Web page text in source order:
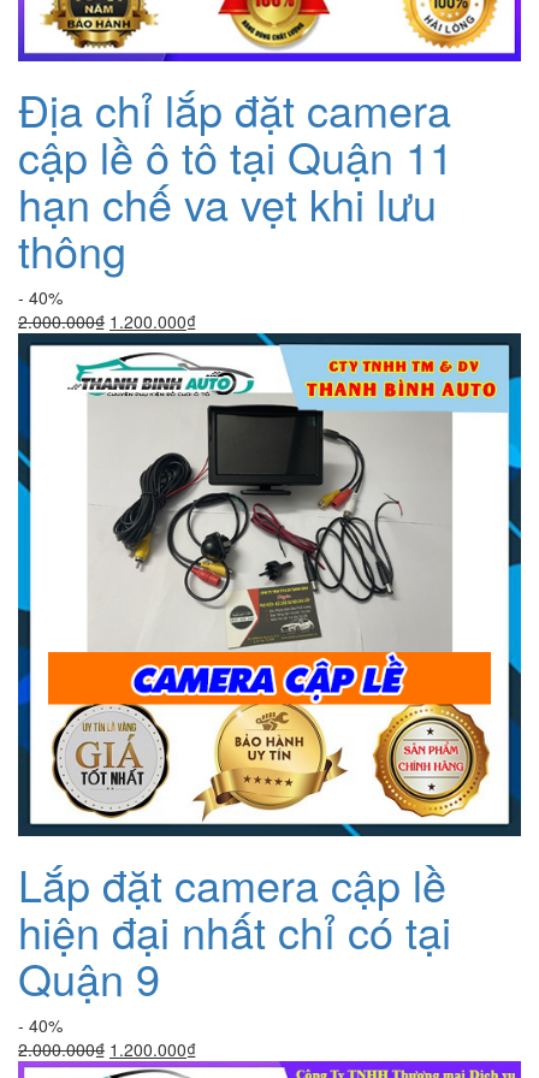
Địa chỉ lắp đặt camera
cập lề ô tô tại Quận 11
hạn chế va vẹt khi lưu
thông
- 40%
2.000.000₫ Giá
gốc
là:
2.000.000₫.
1.200.000₫Giá
hiện
tại
là:
1.200.000₫.
Lắp đặt camera cập lề
hiện đại nhất chỉ có tại
Quận 9
- 40%
2.000.000₫ Giá
gốc
1.200.000₫Giá
hiện